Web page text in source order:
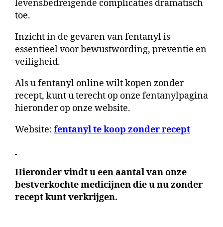
levensbedreigende complicaties dramatisch
toe.
Inzicht in de gevaren van fentanyl is
essentieel voor bewustwording, preventie en
veiligheid.
Als u fentanyl online wilt kopen zonder
recept, kunt u terecht op onze fentanylpagina
hieronder op onze website.
Website: fentanyl te koop zonder recept
Hieronder vindt u een aantal van onze
bestverkochte medicijnen die u nu zonder
recept kunt verkrijgen.